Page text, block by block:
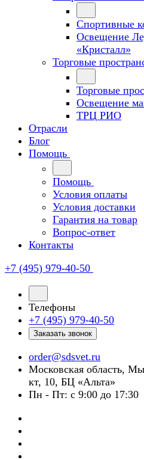
Спортивные
Освещение
«Кристалл»
Торговые
Торговые
Освещение
ТРЦ РИО
Отрасли
Блог
Помощь
Помощь
Условия оплаты
Условия доставки
Гарантия на товар
Вопрос-ответ
Контакты
+7 (495) 979-40-50
Телефоны
+7 (495) 979-40-50
Заказать звонок
order@sdsvet.ru
Московская область,
кт, 10, БЦ «Альта»
Пн - Пт: с 9:00 до 17:30